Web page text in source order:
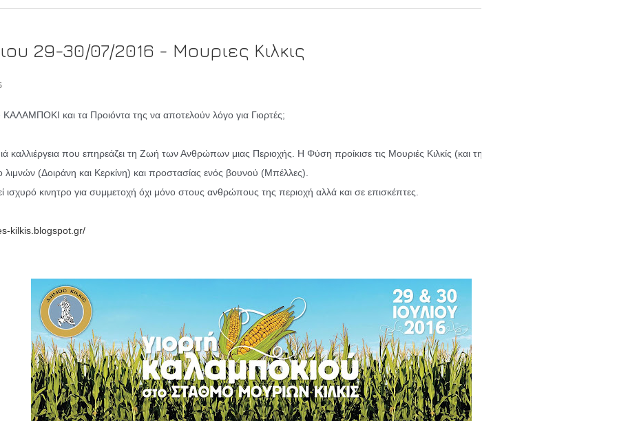
29-30/07/2016 - Μουριες Κιλκις
ΚΑΛΑΜΠΟΚΙ και τα Προιόντα της να αποτελούν λόγο για Γιορτές;
καλλιέργεια που επηρεάζει τη Ζωή των Ανθρώπων μιας Περιοχής. Η Φύση προίκισε τις Μουριές Κιλκίς (και την ευρύτερη περιοχή) με ένα
(Δοιράνη και Κερκίνη) και προστασίας ενός βουνού (Μπέλλες).
κινητρο για συμμετοχή όχι μόνο στους ανθρώπους της περιοχή αλλά και σε επισκέπτες.
kilkis.blogspot.gr/